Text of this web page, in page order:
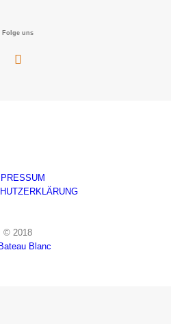
Folge uns
© 2018
Bateau Blanc